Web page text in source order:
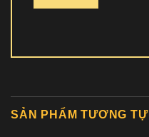
SẢN PHẨM TƯƠNG TỰ